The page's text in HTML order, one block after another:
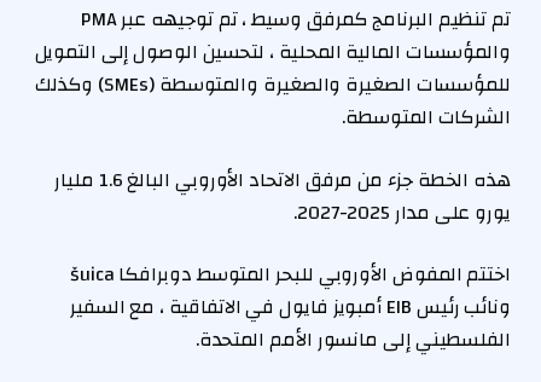
تم تنظيم البرنامج كمرفق وسيط ، تم توجيهه عبر PMA
والمؤسسات المالية المحلية ، لتحسين الوصول إلى التمويل
للمؤسسات الصغيرة والصغيرة والمتوسطة (SMEs) وكذلك
الشركات المتوسطة.
هذه الخطة جزء من مرفق الاتحاد الأوروبي البالغ 1.6 مليار
يورو على مدار 2025-2027.
اختتم المفوض الأوروبي للبحر المتوسط ​​دوبرافكا šuica
ونائب رئيس EIB أمبويز فايول في الاتفاقية ، مع السفير
الفلسطيني إلى مانسور الأمم المتحدة.